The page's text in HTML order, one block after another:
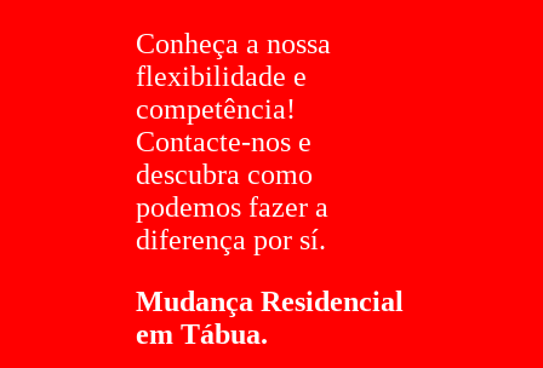
Conheça a nossa
flexibilidade e
competência!
Contacte-nos e
descubra como
podemos fazer a
diferença por sí.
Mudança Residencial
em Tábua.